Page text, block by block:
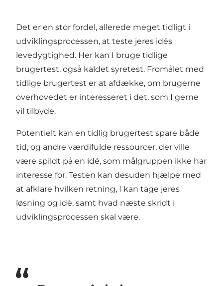
Det er en stor fordel, allerede meget tidligt i
udviklingsprocessen, at teste jeres idés
levedygtighed. Her kan I bruge tidlige
brugertest, også kaldet syretest. Fromålet med
tidlige brugertest er at afdække, om brugerne
overhovedet er interesseret i det, som I gerne
vil tilbyde.
Potentielt kan en tidlig brugertest spare både
tid, og andre værdifulde ressourcer, der ville
være spildt på en idé, som målgruppen ikke har
interesse for. Testen kan desuden hjælpe med
at afklare hvilken retning, I kan tage jeres
løsning og idé, samt hvad næste skridt i
udviklingsprocessen skal være.